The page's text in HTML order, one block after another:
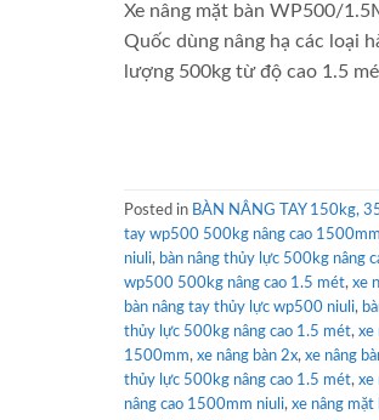
Xe nâng mặt bàn WP500/
Quốc dùng nâng hạ các loại
lượng 500kg từ độ cao 1.5
Posted in BÀN NÂNG TAY 150kg,
tay wp500 500kg nâng cao 1500mm
niuli, bàn nâng thủy lực 500kg nâng
wp500 500kg nâng cao 1.5 mét, xe
bàn nâng tay thủy lực wp500 niuli,
thủy lực 500kg nâng cao 1.5 mét, xe
1500mm, xe nâng bàn 2x, xe nâng
thủy lực 500kg nâng cao 1.5 mét, xe
nâng cao 1500mm niuli, xe nâng mặt